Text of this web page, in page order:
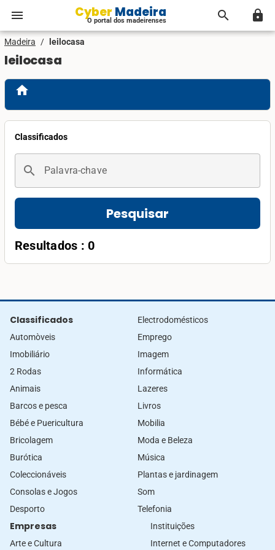
menu Cyber Madeira
O portal dos madeirenses search lock
Madeira / leilocasa
leilocasa
home
Classificados
search Palavra-chave
Pesquisar
Resultados : 0
Classificados
Automòveis
Imobiliário
2 Rodas
Animais
Barcos e pesca
Bébé e Puericultura
Bricolagem
Burótica
Coleccionáveis
Consolas e Jogos
Desporto
Electrodomésticos
Emprego
Imagem
Informática
Lazeres
Livros
Mobilia
Moda e Beleza
Música
Plantas e jardinagem
Som
Telefonia
Empresas
Arte e Cultura
Instituições
Internet e Computadores